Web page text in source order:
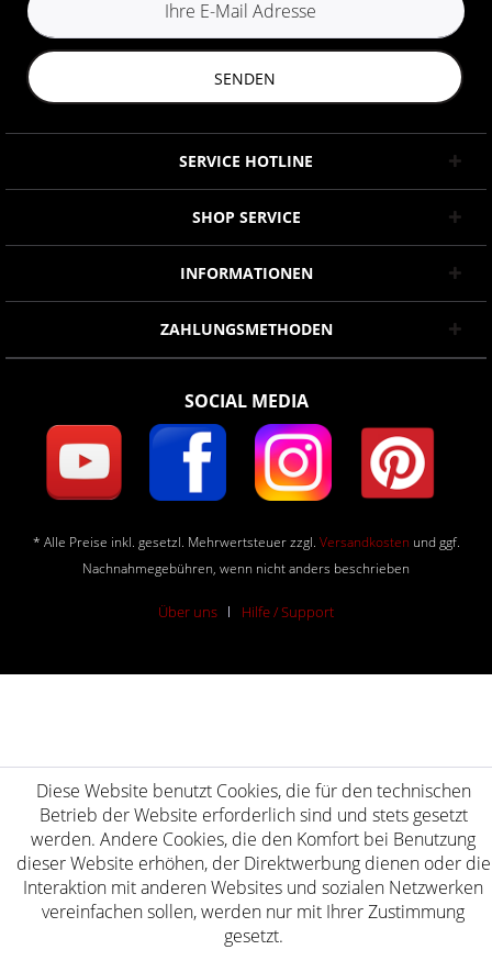
SENDEN
SERVICE HOTLINE
SHOP SERVICE
INFORMATIONEN
ZAHLUNGSMETHODEN
SOCIAL MEDIA
* Alle Preise inkl. gesetzl. Mehrwertsteuer zzgl. Versandkosten und ggf.
Nachnahmegebühren, wenn nicht anders beschrieben
Über uns Hilfe / Support
Diese Website benutzt Cookies, die für den technischen
Betrieb der Website erforderlich sind und stets gesetzt
werden. Andere Cookies, die den Komfort bei Benutzung
dieser Website erhöhen, der Direktwerbung dienen oder die
Interaktion mit anderen Websites und sozialen Netzwerken
vereinfachen sollen, werden nur mit Ihrer Zustimmung
gesetzt.